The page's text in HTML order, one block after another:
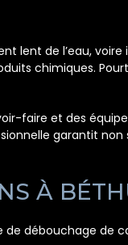
lent de l’eau,
chimiques.
faire et des
garantit non
À
débouchage de